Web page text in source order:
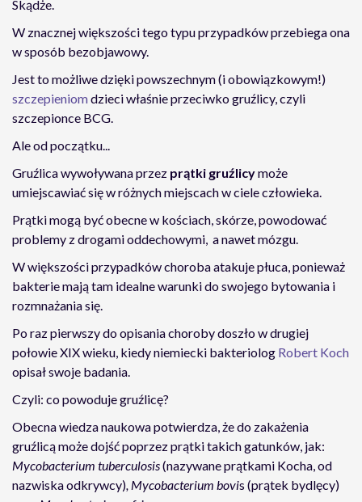
Skądże.
W znacznej większości tego typu przypadków przebiega ona
w sposób bezobjawowy.
Jest to możliwe dzięki powszechnym (i obowiązkowym!)
szczepieniomdzieci właśnie przeciwko gruźlicy, czyli
szczepionce BCG.
Ale od początku...
Gruźlica wywoływana przez prątki gruźlicymoże
umiejscawiać się w różnych miejscach w ciele człowieka.
Prątki mogą być obecne w kościach, skórze, powodować
problemy z drogami oddechowymi, a nawet mózgu.
W większości przypadków choroba atakuje płuca, ponieważ
bakterie mają tam idealne warunki do swojego bytowania i
rozmnażania się.
Po raz pierwszy do opisania choroby doszło w drugiej
połowie XIX wieku, kiedy niemiecki bakteriolog Robert Koch
opisał swoje badania.
Czyli: co powoduje gruźlicę?
Obecna wiedza naukowa potwierdza, że do zakażenia
gruźlicą może dojść poprzez prątki takich gatunków, jak:
Mycobacterium tuberculosis(nazywane prątkami Kocha, od
nazwiska odkrywcy), Mycobacterium bovis (prątek bydlęcy)